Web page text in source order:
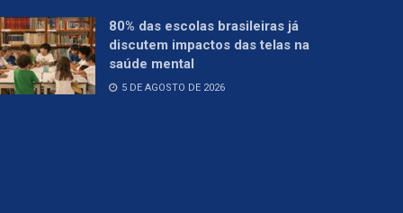
80% das escolas brasileiras já
discutem impactos das telas na
saúde mental
5 DE AGOSTO DE 2026